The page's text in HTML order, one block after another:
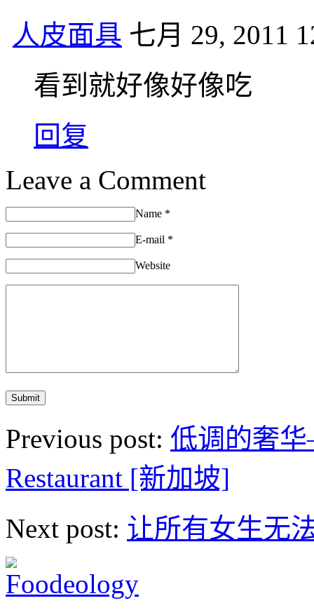
人皮面具 七月 29, 2011
看到就好像好像吃
回复
Leave a Comment
Name *
E-mail *
Website
Previous post: 低调的奢
Restaurant [新加坡]
Next post: 让所有女生无